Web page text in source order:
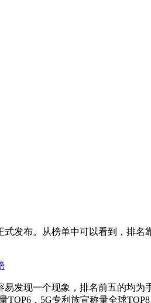
式发布。从榜单中可以看到，排
现一个现象，排名前五的均为
TOP6，5G专利族宣称量全球